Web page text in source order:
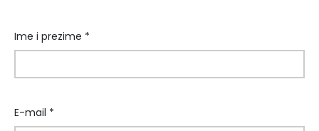
Ime i prezime *
E-mail *